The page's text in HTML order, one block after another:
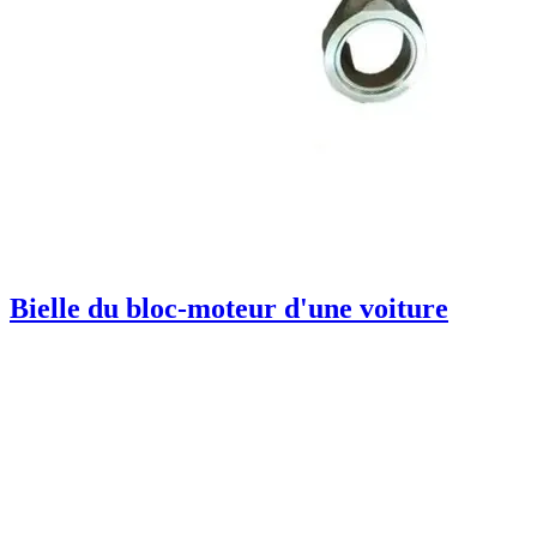
Bielle du bloc-moteur d'une voiture